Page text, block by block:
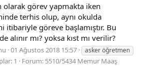
olarak görev yapmakta iken
terhis olup, aynı okulda
itibariyle göreve başlamıştır. Bu
alınır mı? yoksa kıst mı verilir?
01 Ağustos 2018 15:57
asker öğretmen
1 Forum: 5510/5434 Memur Maaş